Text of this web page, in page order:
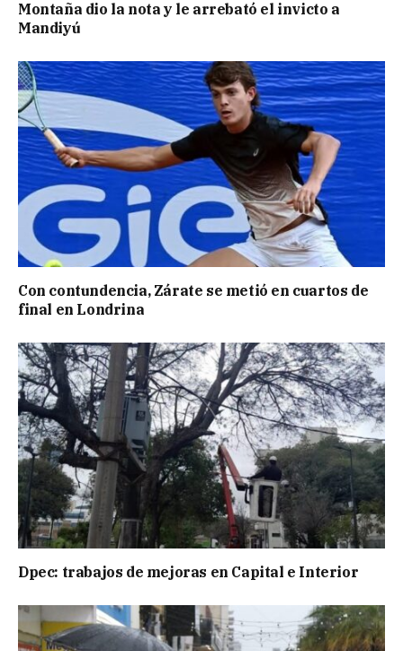
Montaña dio la nota y le arrebató el invicto a
Mandiyú
Con contundencia, Zárate se metió en cuartos de
final en Londrina
Dpec: trabajos de mejoras en Capital e Interior